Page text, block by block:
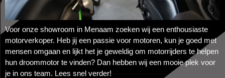
Voor onze showroom in Menaam zoeken wij een enthousiaste
motorverkoper. Heb jij een passie voor motoren, kun je goed met
mensen omgaan en lijkt het je geweldig om motorrijders te helpen
hun droommotor te vinden? Dan hebben wij een mooie plek voor
je in ons team. Lees snel verder!